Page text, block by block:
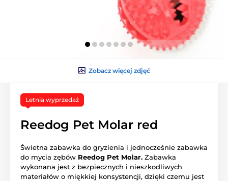
Zobacz więcej zdjęć
Letnia wyprzedaż
Reedog Pet Molar red
Świetna zabawka do gryzienia i jednocześnie zabawka
do mycia zębów Reedog Pet Molar. Zabawka
wykonana jest z bezpiecznych i nieszkodliwych
materiałów o miękkiej konsystencji, dzięki czemu jest